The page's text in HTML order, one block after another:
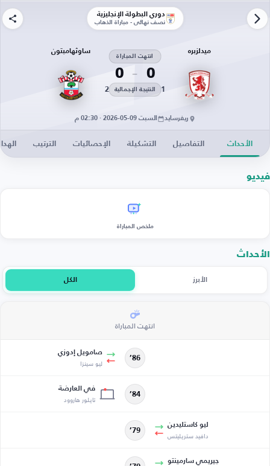
دوري البطولة الإنجليزية
نصف نهائي - مباراة الذهاب
ميدلزبره
0
انتهت المباراة
0
1 النتيجة الإجمالية 2
ساوثهامبتون
ريفرسايد السبت 09-05-2026 · 02:30 م
الأحداث التفاصيل التشكيلة الإحصائيات الترتيب
فيديو
ملخص المباراة
الأحداث
الأبرز الكل
انتهت المباراة
86’
صامويل إدوزي
ليو سينزا
84’
في العارضة
تايلور هاروود
ليو كاستليدين
دافيد ستريليتس 79’
جيريمي سارمينتو